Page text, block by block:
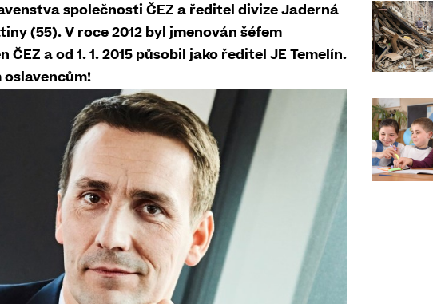
společnosti ČEZ a ředitel divize Jaderná
(55). V roce 2012 byl jmenován šéfem
a od 1. 1. 2015 působil jako ředitel JE Temelín.
oslavencům!